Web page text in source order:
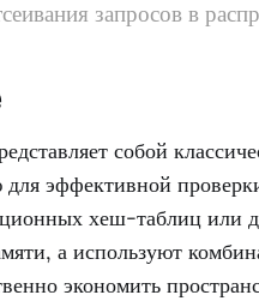
запросов в
собой
для эффективной
хеш-таблиц или
а используют
экономить